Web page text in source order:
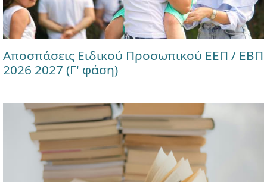
Αποσπάσεις Ειδικού Προσωπικού ΕΕΠ / ΕΒΠ
2026 2027 (Γ' φάση)